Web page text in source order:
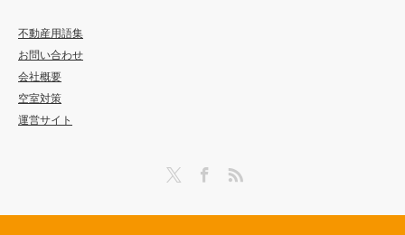
不動産用語集
お問い合わせ
会社概要
空室対策
運営サイト